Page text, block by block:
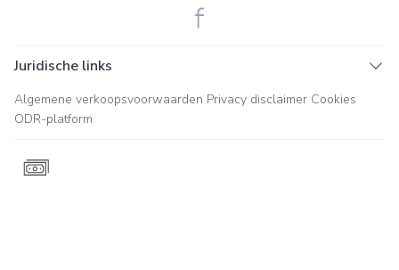
Juridische links
Algemene verkoopsvoorwaarden Privacy disclaimer Cookies
ODR-platform